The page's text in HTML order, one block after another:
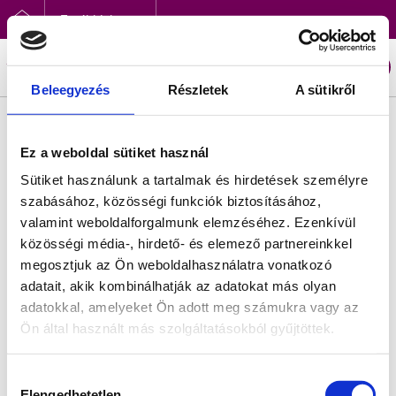
Beleegyezés Részletek A sütikről
Ez a weboldal sütiket használ
Sütiket használunk a tartalmak és hirdetések személyre
szabásához, közösségi funkciók biztosításához,
valamint weboldalforgalmunk elemzéséhez. Ezenkívül
közösségi média-, hirdető- és elemező partnereinkkel
megosztjuk az Ön weboldalhasználatra vonatkozó
adatait, akik kombinálhatják az adatokat más olyan
adatokkal, amelyeket Ön adott meg számukra vagy az
Ön által használt más szolgáltatásokból gyűjtöttek.
Továbbiak